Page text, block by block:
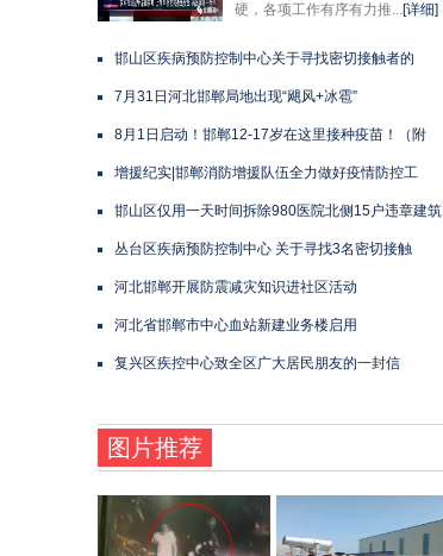
硬，各项工作有序有力推...[详细]
邯山区疾病预防控制中心关于寻找密切接触者的
7月31日河北邯郸局地出现“飓风+冰雹”
8月1日启动！邯郸12-17岁在这里接种疫苗！（附
增援纪实|邯郸消防增援队伍全力做好疫情防控工
邯山区仅用一天时间拆除980医院北侧15户违章建筑
丛台区疾病预防控制中心 关于寻找3名密切接触
河北邯郸开展防震减灾知识进社区活动
河北省邯郸市中心血站新建业务楼启用
复兴区疾控中心致全区广大居民朋友的一封信
图片推荐